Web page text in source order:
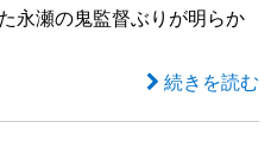
永瀬の鬼監督ぶりが明らか
続きを読む